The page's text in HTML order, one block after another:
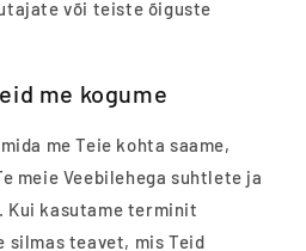
või teiste õiguste
me kogume
me Teie kohta saame,
meie Veebilehega suhtlete ja
Kui kasutame terminit
silmas teavet, mis Teid